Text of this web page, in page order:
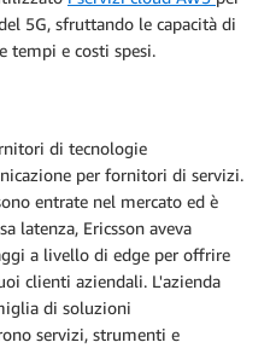
5G, sfruttando le capacità di
tempi e costi spesi.
di tecnologie
per fornitori di servizi.
entrate nel mercato ed è
latenza, Ericsson aveva
a livello di edge per offrire
clienti aziendali. L'azienda
di soluzioni
servizi, strumenti e